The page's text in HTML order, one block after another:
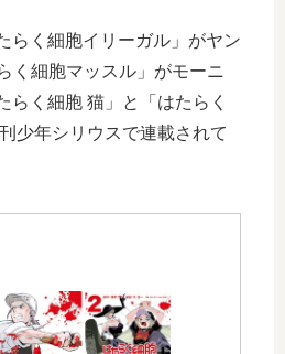
らく細胞イリーガル」がヤン
く細胞マッスル」がモーニ
らく細胞 猫」と「はたらく
少年シリウスで連載されて